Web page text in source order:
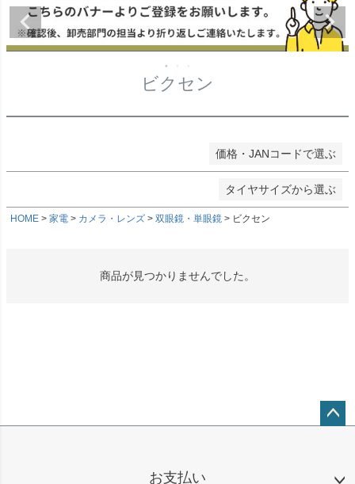
ビクセン
価格・JANコードで選ぶ
在庫なし商品
在庫なし商品を表示しない
検索
タイヤサイズから選ぶ
★偏平率
HOME 家電 カメラ・レンズ 双眼鏡・単眼鏡 ビクセン
商品が見つかりませんでした。
お支払い